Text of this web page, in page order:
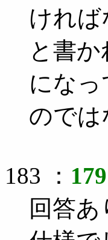
ければ
と書
になっ
ので
183 ： 179
回答